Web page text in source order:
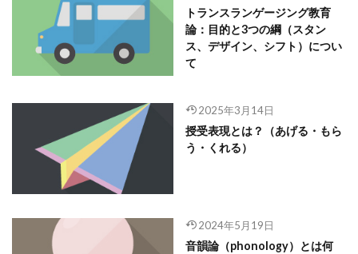
トランスランゲージング教育
論：目的と3つの綱（スタン
ス、デザイン、シフト）につい
て
2025年3月14日
授受表現とは？（あげる・もら
う・くれる）
2024年5月19日
音韻論（phonology）とは何